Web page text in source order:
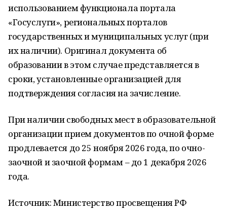
использованием функционала портала
«Госуслуги», региональных порталов
государственных и муниципальных услуг (при
их наличии). Оригинал документа об
образовании в этом случае представляется в
сроки, установленные организацией для
подтверждения согласия на зачисление.
При наличии свободных мест в образовательной
организации прием документов по очной форме
продлевается до 25 ноября 2026 года, по очно-
заочной и заочной формам – до 1 декабря 2026
года.
Источник: Министерство просвещения РФ